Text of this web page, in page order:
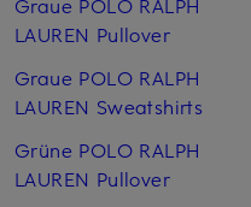
LAUREN Pullover
Graue POLO RALPH
LAUREN Sweatshirts
Grüne POLO RALPH
LAUREN Pullover